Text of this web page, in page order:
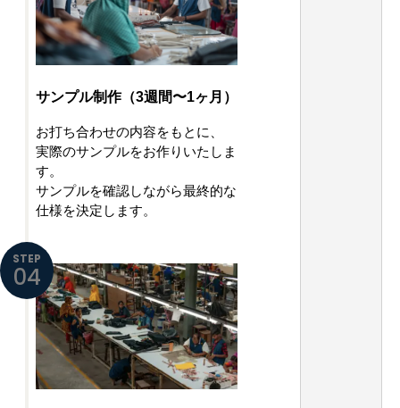
サンプル制作（3週間〜1ヶ月）
お打ち合わせの内容をもとに、
実際のサンプルをお作りいたしま
す。
サンプルを確認しながら最終的な
仕様を決定します。
STEP
04